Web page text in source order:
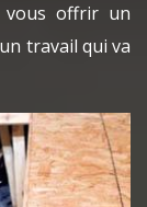
vous offrir un
travail qui va